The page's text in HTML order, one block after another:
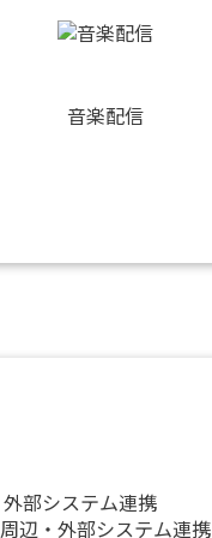
音楽配信
周辺・外部システム連携